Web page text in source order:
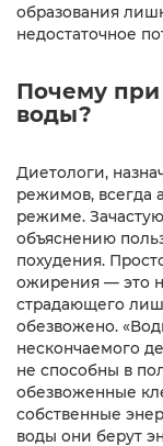
образования
недостаточное
Почему
воды?
Диетологи,
режимов, всегда
режиме.
объяснению
похудения.
ожирения — это
страдающего
обезвожено.
нескончаемого
не способны в
обезвоженные
собственные
воды они берут